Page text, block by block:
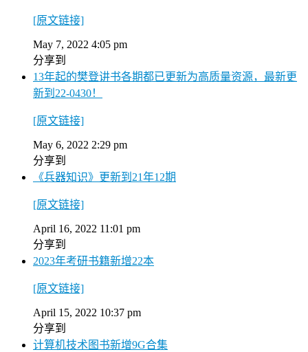
[原文链接]
May 7, 2022 4:05 pm
分享到
13年起的樊登讲书各期都已更新为高质量资源，最新更
新到22-0430！
[原文链接]
May 6, 2022 2:29 pm
分享到
《兵器知识》更新到21年12期
[原文链接]
April 16, 2022 11:01 pm
分享到
2023年考研书籍新增22本
[原文链接]
April 15, 2022 10:37 pm
分享到
计算机技术图书新增9G合集